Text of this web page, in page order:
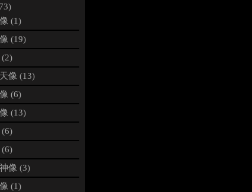
(1)
(19)
(2)
像 (13)
(6)
(13)
(6)
(6)
像 (3)
(1)